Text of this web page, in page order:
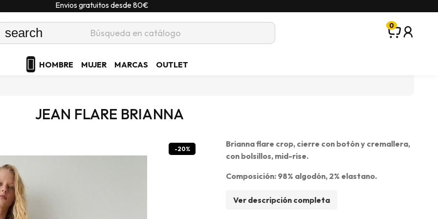
Envios gratuitos desde 80€
search 0
 HOMBRE MUJER MARCAS OUTLET
JEAN FLARE BRIANNA
-20%
Brianna flare crop, cierre con botón y cremallera,
con bolsillos, mid-rise.
Composición: 98% algodón, 2% elastano.
Ver descripción completa